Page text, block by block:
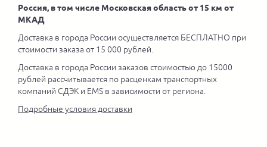
Россия, в том числе Московская область от 15 км от
МКАД
Доставка в города России осуществляется БЕСПЛАТНО при
стоимости заказа от 15 000 рублей.
Доставка в города России заказов стоимостью до 15000
рублей рассчитывается по расценкам транспортных
компаний СДЭК и EMS в зависимости от региона.
Подробные условия доставки